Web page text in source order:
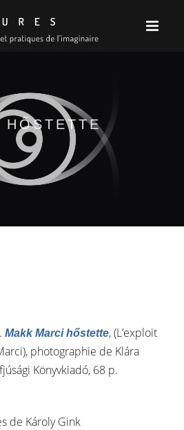
HŐSTETTE
Makk Marci hőstette, (L’exploit
photographie de Klára
Könyvkiadó, 68 p.
de Károly Gink